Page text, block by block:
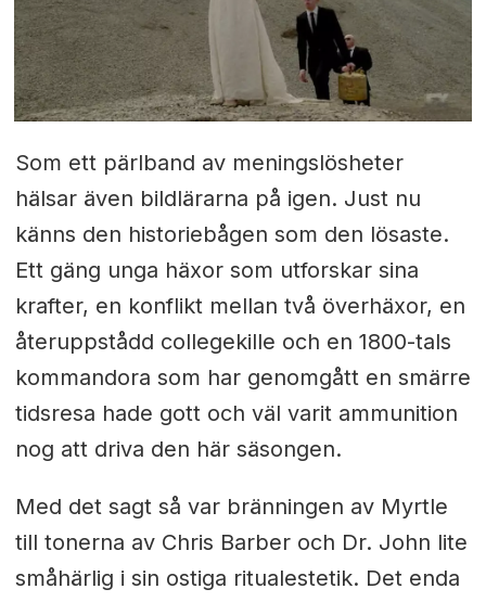
Som ett pärlband av meningslösheter
hälsar även bildlärarna på igen. Just nu
känns den historiebågen som den lösaste.
Ett gäng unga häxor som utforskar sina
krafter, en konflikt mellan två överhäxor, en
återuppstådd collegekille och en 1800-tals
kommandora som har genomgått en smärre
tidsresa hade gott och väl varit ammunition
nog att driva den här säsongen.
Med det sagt så var bränningen av Myrtle
till tonerna av Chris Barber och Dr. John lite
småhärlig i sin ostiga ritualestetik. Det enda